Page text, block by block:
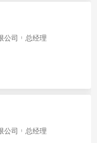
公司
总经理
公司
总经理